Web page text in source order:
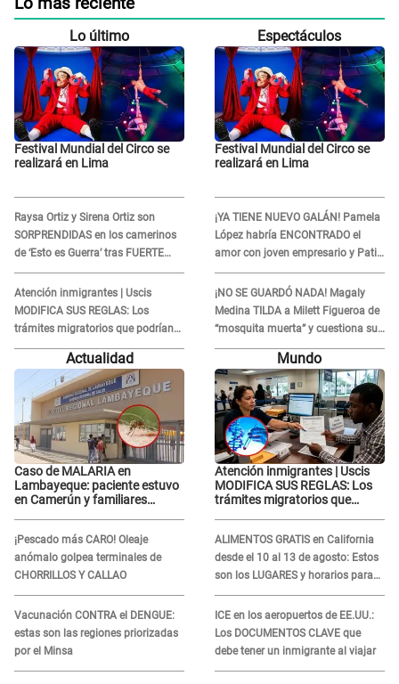
Lo último
Festival Mundial del Circo se
realizará en Lima
Raysa Ortiz y Sirena Ortiz son
SORPRENDIDAS en los camerinos
de ‘Esto es Guerra’ tras FUERTE
ENFRENTAMIENTO con Gabriel
Moisés: “Gracias”
Atención inmigrantes | Uscis
MODIFICA SUS REGLAS: Los
trámites migratorios que podrían
necesitar tu prueba de ADN
Espectáculos
Festival Mundial del Circo se
realizará en Lima
¡YA TIENE NUEVO GALÁN! Pamela
López habría ENCONTRADO el
amor con joven empresario y Pati
Lorena la ECHA en VIVO
¡NO SE GUARDÓ NADA! Magaly
Medina TILDA a Milett Figueroa de
“mosquita muerta” y cuestiona su
RECONCILIACIÓN con Marcelo
Tinelli en TV argentina
Actualidad
Caso de MALARIA en
Lambayeque: paciente estuvo
en Camerún y familiares
¡Pescado más CARO! Oleaje
anómalo golpea terminales de
CHORRILLOS Y CALLAO
Vacunación CONTRA el DENGUE:
estas son las regiones priorizadas
por el Minsa
Mundo
Atención inmigrantes | Uscis
MODIFICA SUS REGLAS: Los
trámites migratorios que
ALIMENTOS GRATIS en California
desde el 10 al 13 de agosto: Estos
son los LUGARES y horarios para
recibir la ayuda
ICE en los aeropuertos de EE.UU.:
Los DOCUMENTOS CLAVE que
debe tener un inmigrante al viajar